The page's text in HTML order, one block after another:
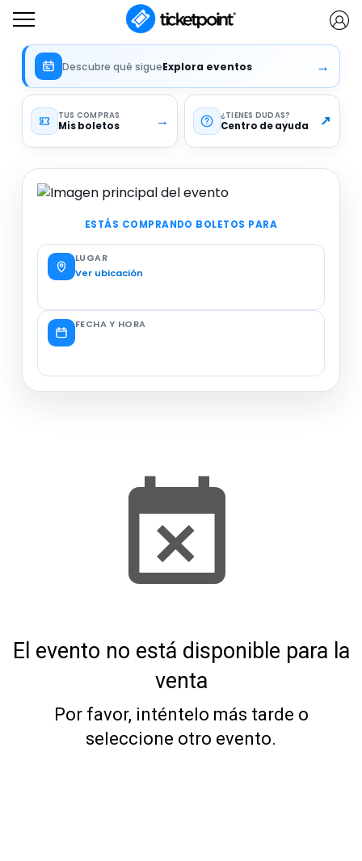
Descubre qué sigueExplora eventos →
TUS COMPRAS
Mis boletos → ¿TIENES DUDAS
Centro de ayuda ↗
ESTÁS COMPRANDO BOLETOS PARA
LUGAR
Ver ubicación
FECHA Y HORA
El evento no está disponible para la
venta
Por favor, inténtelo más tarde o
seleccione otro evento.